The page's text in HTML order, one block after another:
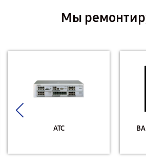
Мы
АТС